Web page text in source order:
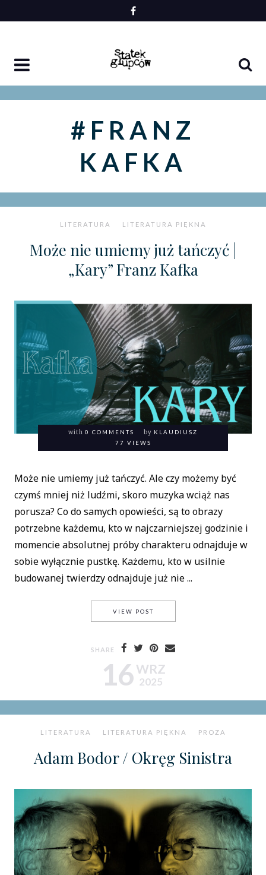
to
#FRANZ
KAFKA
LITERATURA LITERATURA PIĘKNA
Może nie umiemy już tańczyć |
„Kary” Franz Kafka
with 0 COMMENTS by KLAUDIUSZ
77 VIEWS
Może nie umiemy już tańczyć. Ale czy możemy być
czymś mniej niż ludźmi, skoro muzyka wciąż nas
porusza? Co do samych opowieści, są to obrazy
potrzebne każdemu, kto w najczarniejszej godzinie i
momencie absolutnej próby charakteru odnajduje w
sobie wyłącznie pustkę. Każdemu, kto w usilnie
budowanej twierdzy odnajduje już nie ...
16 WRZ
2025
VIEW POSTMOŻE NIE UMIEMY JUŻ
SHARE
LITERATURA LITERATURA PIĘKNA PROZA
Adam Bodor / Okręg Sinistra